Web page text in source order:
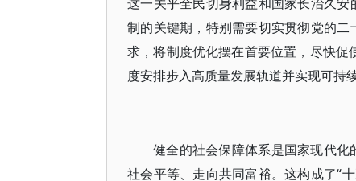
制的关键期，特别需要切实贯彻党的
求，将制度优化摆在首要位置，尽快
度安排步入高质量发展轨道并实现可持续
健全的社会保障体系是国家现代化
社会平等、走向共同富裕。这构成了“